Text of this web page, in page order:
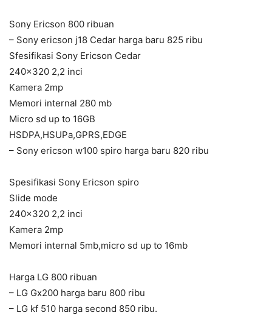
Sony Ericson 800 ribuan
– Sony ericson j18 Cedar harga baru 825 ribu
Sfesifikasi Sony Ericson Cedar
240×320 2,2 inci
Kamera 2mp
Memori internal 280 mb
Micro sd up to 16GB
HSDPA,HSUPa,GPRS,EDGE
– Sony ericson w100 spiro harga baru 820 ribu
Spesifikasi Sony Ericson spiro
Slide mode
240×320 2,2 inci
Kamera 2mp
Memori internal 5mb,micro sd up to 16mb
Harga LG 800 ribuan
– LG Gx200 harga baru 800 ribu
– LG kf 510 harga second 850 ribu.